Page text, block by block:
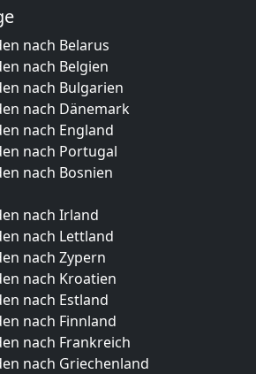
nach Belarus
nach Belgien
nach Bulgarien
nach Dänemark
nach England
nach Portugal
nach Bosnien
nach Irland
nach Lettland
nach Zypern
nach Kroatien
nach Estland
nach Finnland
nach Frankreich
nach Griechenland